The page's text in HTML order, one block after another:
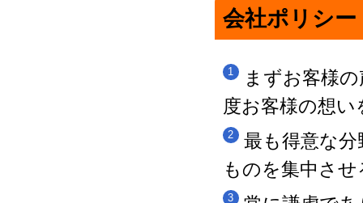
会社ポリシー
まずお客様
度お客様の想い
最も得意な
ものを集中させ